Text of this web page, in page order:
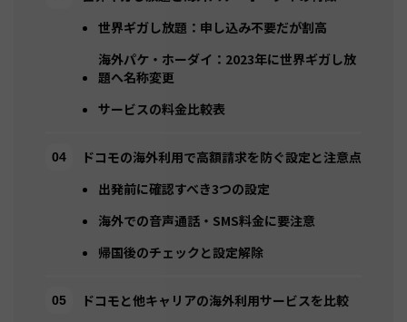
世界ギガし放題：申し込み不要だが割高
海外パケ・ホーダイ：2023年に世界ギガし放
題へ名称変更
サービスの料金比較表
ドコモの海外利用で高額請求を防ぐ設定と注意点
出発前に確認すべき3つの設定
海外での音声通話・SMS料金に要注意
帰国後のチェックと設定解除
ドコモと他キャリアの海外利用サービスを比較